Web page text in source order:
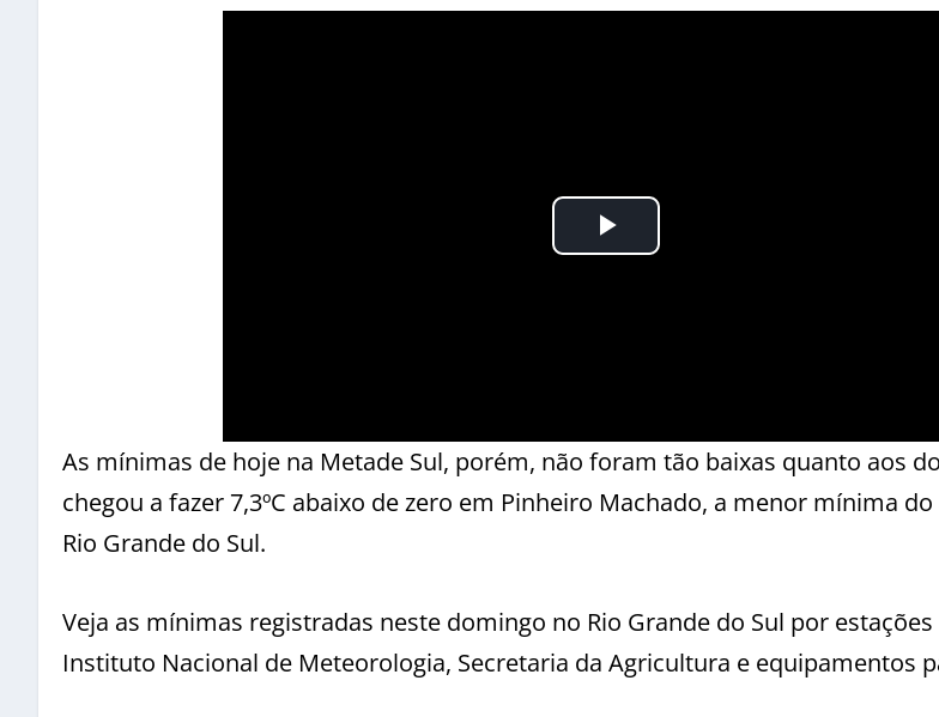
As mínimas de hoje na Metade Sul, porém, não foram tão baixas quanto aos
chegou a fazer 7,3ºC abaixo de zero em Pinheiro Machado, a menor mínima
Rio Grande do Sul.
Veja as mínimas registradas neste domingo no Rio Grande do Sul por
Instituto Nacional de Meteorologia, Secretaria da Agricultura e equipamentos